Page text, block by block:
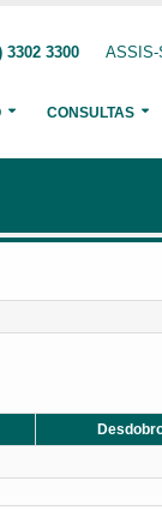
3302 3300 ASSIS-
CONSULTAS